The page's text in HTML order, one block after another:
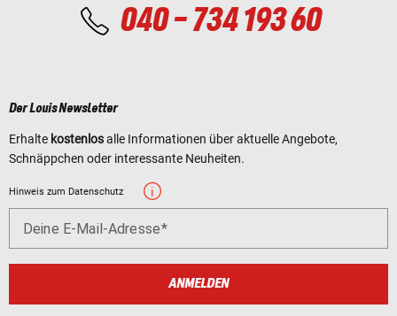
040 - 734 193 60
Der Louis Newsletter
Erhalte kostenlosalle Informationen über aktuelle Angebote,
Schnäppchen oder interessante Neuheiten.
Hinweis zum Datenschutz
Deine E-Mail-Adresse
ANMELDEN